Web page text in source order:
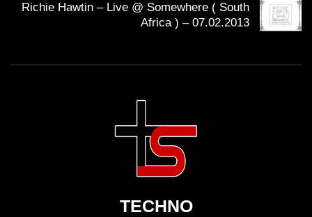
Richie Hawtin – Live @ Somewhere ( South
Africa ) – 07.02.2013
TECHNO